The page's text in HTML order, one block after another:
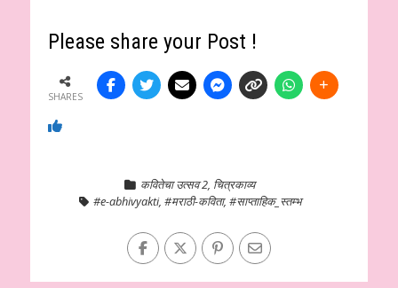
Please share your Post !
SHARES
कवितेचा उत्सव 2, चित्रकाव्य
#e-abhivyakti, #मराठी-कविता, #साप्ताहिक_स्तम्भ